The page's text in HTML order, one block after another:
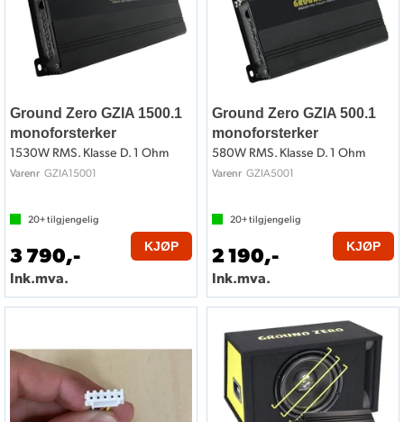
Ground Zero GZIA 1500.1
monoforsterker
1530W RMS. Klasse D. 1 Ohm
Varenr GZIA15001
20+tilgjengelig
3 790,-
Ink.mva.
KJØP
Ground Zero GZIA 500.1
monoforsterker
580W RMS. Klasse D. 1 Ohm
Varenr GZIA5001
20+tilgjengelig
2 190,-
Ink.mva.
KJØP